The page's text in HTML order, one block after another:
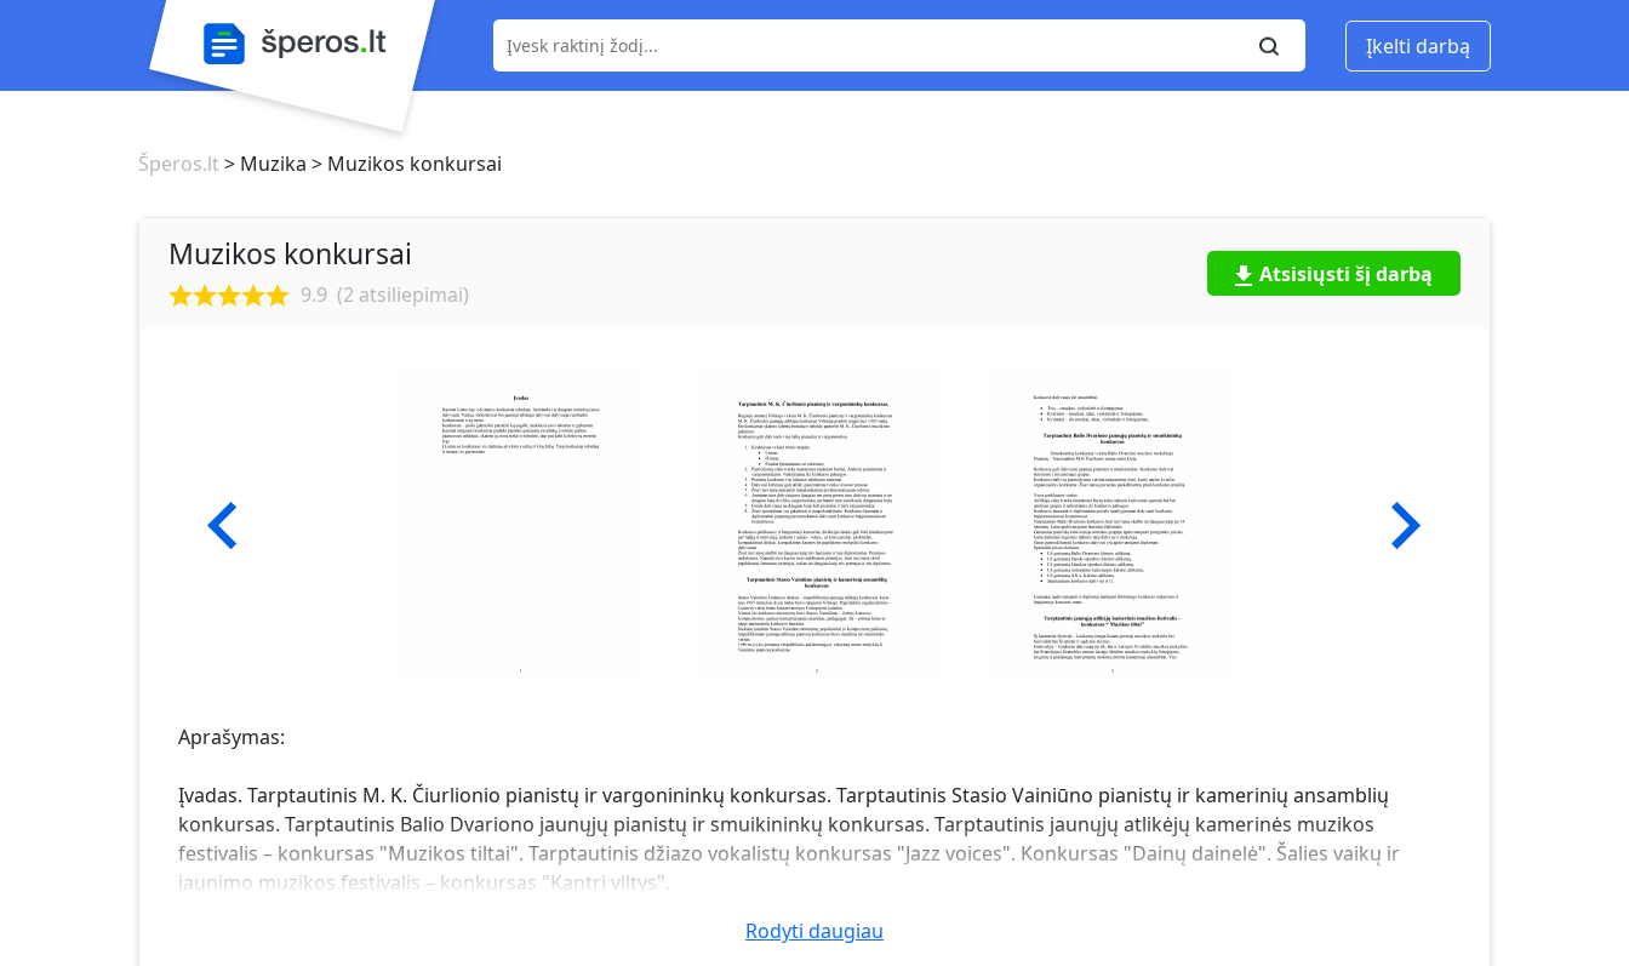
Įkelti darbą
Šperos.lt> Muzika > Muzikos konkursai
Muzikos konkursai
9.9 (2 atsiliepimai)
Atsisiųsti šį darbą
Aprašymas:
Įvadas. Tarptautinis M. K. Čiurlionio pianistų ir vargonininkų konkursas. Tarptautinis Stasio Vainiūno pianistų ir kamerinių ansamblių
konkursas. Tarptautinis Balio Dvariono jaunųjų pianistų ir smuikininkų konkursas. Tarptautinis jaunųjų atlikėjų kamerinės muzikos
festivalis – konkursas "Muzikos tiltai". Tarptautinis džiazo vokalistų konkursas "Jazz voices". Konkursas "Dainų dainelė". Šalies vaikų ir
jaunimo muzikos festivalis – konkursas "Kantri viltys".
Rodyti daugiau